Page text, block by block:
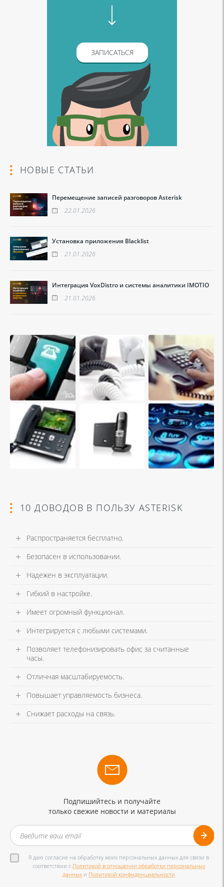
ЗАПИСАТЬСЯ
НОВЫЕ СТАТЬИ
Перемещение записей разговоров Asterisk
22.01.2026
Установка приложения Blacklist
21.01.2026
Интеграция VoxDistro и системы аналитики IMOTIO
21.01.2026
10 ДОВОДОВ В ПОЛЬЗУ ASTERISK
Распространяется бесплатно.
Безопасен в использовании.
Надежен в эксплуатации.
Гибкий в настройке.
Имеет огромный функционал.
Интегрируется с любыми системами.
Позволяет телефонизировать офис за считанные
часы.
Отличная масштабируемость.
Повышает управляемость бизнеса.
Снижает расходы на связь.
Подпишийтесь и получайте
только свежие новости и материалы
Я даю согласие на обработку моих персональных данных для связи в
соответствии с Политикой в отношении обработки персональных
данных и Политикой конфиденциальности